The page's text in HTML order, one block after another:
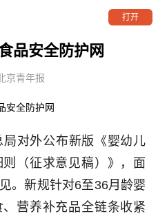
打开
品安全防护网
京青年报
安全防护网
对外公布新版《婴幼儿
（征求意见稿）》，面
。新规针对6至36月龄婴
营养补充品全链条收紧